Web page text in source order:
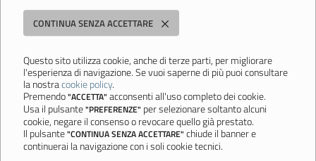
CONTINUA SENZA ACCETTARE
Questo sito utilizza cookie, anche di terze parti, per migliorare
l'esperienza di navigazione. Se vuoi saperne di più puoi consultare
la nostracookie policy.
Premendo"ACCETTA" acconsenti all'uso completo dei cookie.
Usa il pulsante"PREFERENZE" per selezionare soltanto alcuni
cookie, negare il consenso o revocare quello già prestato.
Il pulsante"CONTINUA SENZA ACCETTARE" chiude il banner e
continuerai la navigazione con i soli cookie tecnici.
Istituto Professionale Statale Socio-Commerciale-Artigianale "Cattaneo -
Deledda"
351005 - Email:morc08000g@istruzione.it- PEC:
morc08000g@pec.istruzione.it
Codice meccanografico: MORC08000G - C.F. 94177200360
Ultimo aggiornamento: Mercoledì, 29 Luglio 2026 ore 10:08